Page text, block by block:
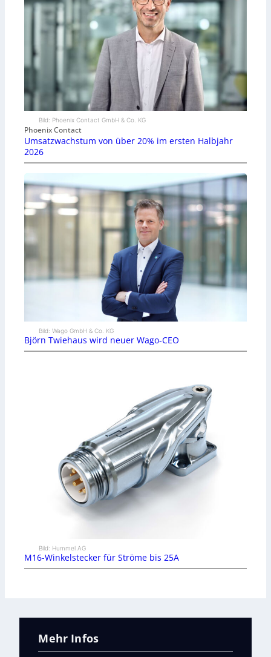
Bild: Phoenix Contact GmbH & Co. KG
Phoenix Contact
Umsatzwachstum von über 20% im ersten Halbjahr
2026
Bild: Wago GmbH & Co. KG
Björn Twiehaus wird neuer Wago-CEO
Bild: Hummel AG
M16-Winkelstecker für Ströme bis 25A
Mehr Infos